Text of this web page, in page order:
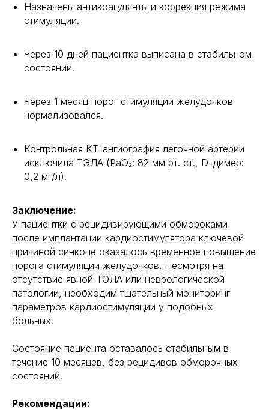
Назначены антикоагулянты и коррекция режима
стимуляции.
Через 10 дней пациентка выписана в стабильном
состоянии.
Через 1 месяц порог стимуляции желудочков
нормализовался.
Контрольная КТ-ангиография легочной артерии
исключила ТЭЛА (PaO₂: 82 мм рт. ст., D-димер:
0,2 мг/л).
Заключение:
У пациентки с рецидивирующими обмороками
после имплантации кардиостимулятора ключевой
причиной синкопе оказалось временное повышение
порога стимуляции желудочков. Несмотря на
отсутствие явной ТЭЛА или неврологической
патологии, необходим тщательный мониторинг
параметров кардиостимуляции у подобных
больных.
Состояние пациента оставалось стабильным в
течение 10 месяцев, без рецидивов обморочных
состояний.
Рекомендации: